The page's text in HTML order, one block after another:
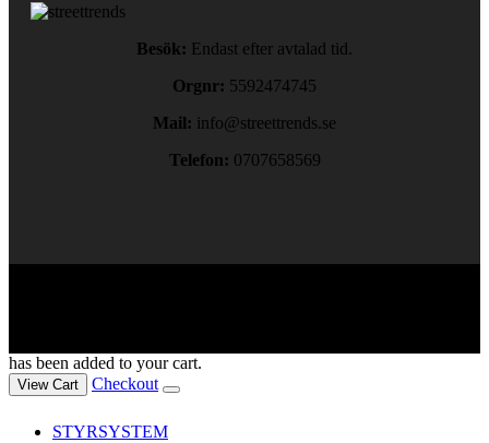
Besök: Endast efter avtalad tid.
Orgnr: 5592474745
Mail: info@streettrends.se
Telefon: 0707658569
has been added to your cart.
View Cart Checkout
STYRSYSTEM